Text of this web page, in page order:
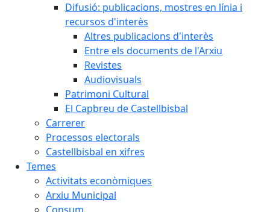
Difusió: publicacions, mostres en línia i
recursos d'interès
Altres publicacions d'interès
Entre els documents de l'Arxiu
Revistes
Audiovisuals
Patrimoni Cultural
El Capbreu de Castellbisbal
Carrerer
Processos electorals
Castellbisbal en xifres
Temes
Activitats econòmiques
Arxiu Municipal